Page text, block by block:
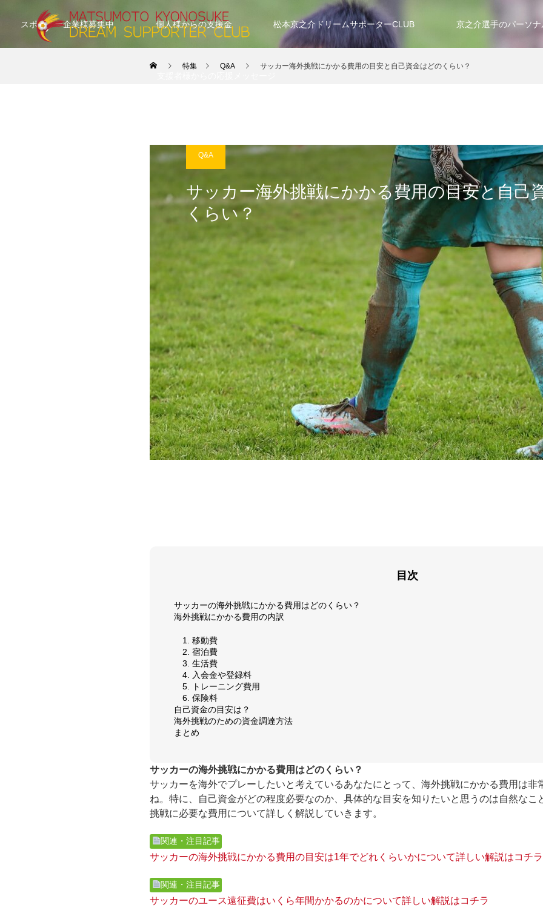
スポンサー企業様募集中 個人様からの支援金 松本京之介ドリームサポーターCLUB 京之介選手のパーソナ
特集 Q&A サッカー海外挑戦にかかる費用の目安と自己資金はどのくらい？
Q&A
サッカー海外挑戦にかかる費用の目安と自己
くらい？
目次
サッカーの海外挑戦にかかる費用はどのくらい？
海外挑戦にかかる費用の内訳
1. 移動費
2. 宿泊費
3. 生活費
4. 入会金や登録料
5. トレーニング費用
6. 保険料
自己資金の目安は？
海外挑戦のための資金調達方法
まとめ
サッカーの海外挑戦にかかる費用はどのくらい？
サッカーを海外でプレーしたいと考えているあなたにとって、海外挑戦にかかる費用は非
ね。特に、自己資金がどの程度必要なのか、具体的な目安を知りたいと思うのは自然なこ
挑戦に必要な費用について詳しく解説していきます。
関連・注目記事
サッカーの海外挑戦にかかる費用の目安は1年でどれくらいかについて詳しい解説はコチラ
関連・注目記事
サッカーのユース遠征費はいくら年間かかるのかについて詳しい解説はコチラ